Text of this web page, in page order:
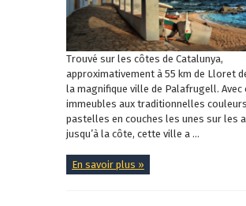
Trouvé sur les côtes de Catalunya,
approximativement à 55 km de Lloret
la magnifique ville de Palafrugell. Avec
immeubles aux traditionnelles couleurs
pastelles en couches les unes sur les
jusqu’à la côte, cette ville a ...
En savoir plus »